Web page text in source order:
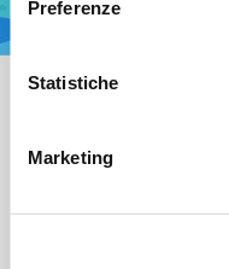
Preferenze
Statistiche
Marketing